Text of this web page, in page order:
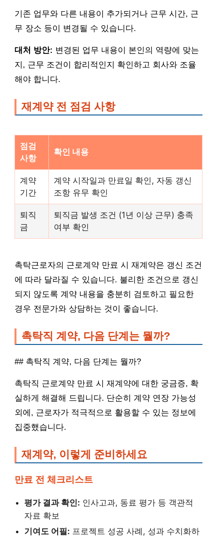
기존 업무와 다른 내용이 추가되거나 근무 시간, 근
무 장소 등이 변경될 수 있습니다.
대처 방안: 변경된 업무 내용이 본인의 역량에 맞는
지, 근무 조건이 합리적인지 확인하고 회사와 조율
해야 합니다.
재계약 전 점검 사항
점검
사항
확인 내용
계약
기간
계약 시작일과 만료일 확인, 자동 갱신
조항 유무 확인
퇴직
금
퇴직금 발생 조건 (1년 이상 근무) 충족
여부 확인
촉탁근로자의 근로계약 만료 시 재계약은 갱신 조건
에 따라 달라질 수 있습니다. 불리한 조건으로 갱신
되지 않도록 계약 내용을 충분히 검토하고 필요한
경우 전문가와 상담하는 것이 좋습니다.
촉탁직 계약, 다음 단계는 뭘까?
## 촉탁직 계약, 다음 단계는 뭘까?
촉탁직 근로계약 만료 시 재계약에 대한 궁금증, 확
실하게 해결해 드립니다. 단순히 계약 연장 가능성
외에, 근로자가 적극적으로 활용할 수 있는 정보에
집중했습니다.
재계약, 이렇게 준비하세요
만료 전 체크리스트
평가 결과 확인: 인사고과, 동료 평가 등 객관적
자료 확보
기여도 어필: 프로젝트 성공 사례, 성과 수치화하